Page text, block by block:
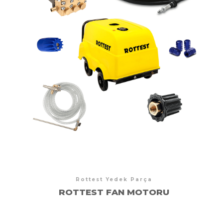
Rottest Yedek Parça
ROTTEST FAN MOTORU